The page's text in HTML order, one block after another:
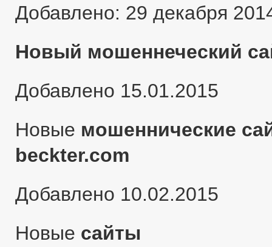
Добавлено: 29 декабря
Новый мошеннеческий
Добавлено 15.01.2015
Новые мошеннические
beckter.com
Добавлено 10.02.2015
Новые сайты